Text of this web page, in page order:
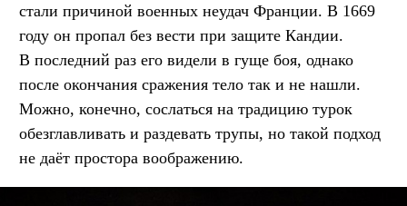
стали причиной военных неудач Франции. В 1669
году он пропал без вести при защите Кандии.
В последний раз его видели в гуще боя, однако
после окончания сражения тело так и не нашли.
Можно, конечно, сослаться на традицию турок
обезглавливать и раздевать трупы, но такой подход
не даёт простора воображению.